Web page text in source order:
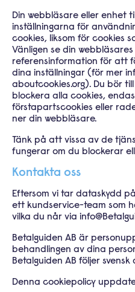
Din webbläsare eller enhet
inställningarna för
cookies, liksom för cookies
Vänligen se din
referensinformation för att
dina inställningar (för mer
aboutcookies.org). Du bör
blockera alla cookies,
förstapartscookies eller
ner din webbläsare.
Tänk på att vissa av de
fungerar om du blockerar
Kontakta oss
Eftersom vi tar dataskydd
ett kundservice-team som
vilka du når via
Betalguiden AB är
behandlingen av dina
Betalguiden AB följer svensk
Denna cookiepolicy